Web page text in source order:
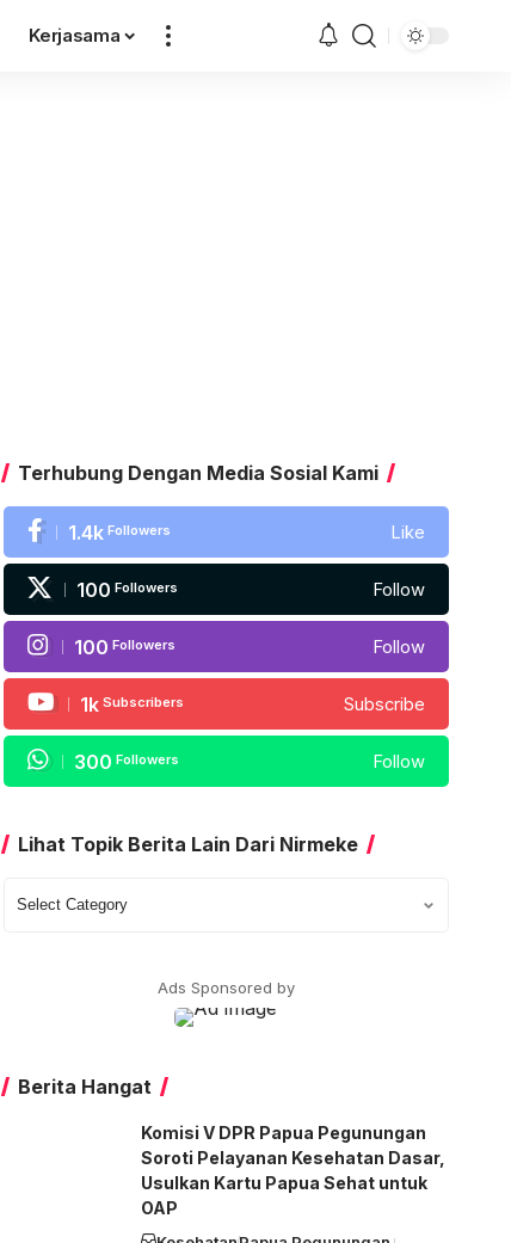
Kerjasama
Terhubung Dengan Media Sosial Kami
1.4k Followers Like
100 Followers Follow
100 Followers Follow
1k Subscribers Subscribe
300 Followers Follow
Lihat Topik Berita Lain Dari Nirmeke
Lihat
Ads Sponsored by
Berita Hangat
Komisi V DPR Papua Pegunungan
Soroti Pelayanan Kesehatan Dasar,
Usulkan Kartu Papua Sehat untuk
OAP